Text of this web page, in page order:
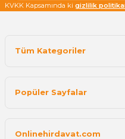
KVKK Kapsamında ki gizlilik
Tüm Kategoriler
Popüler Sayfalar
Onlinehirdavat.com